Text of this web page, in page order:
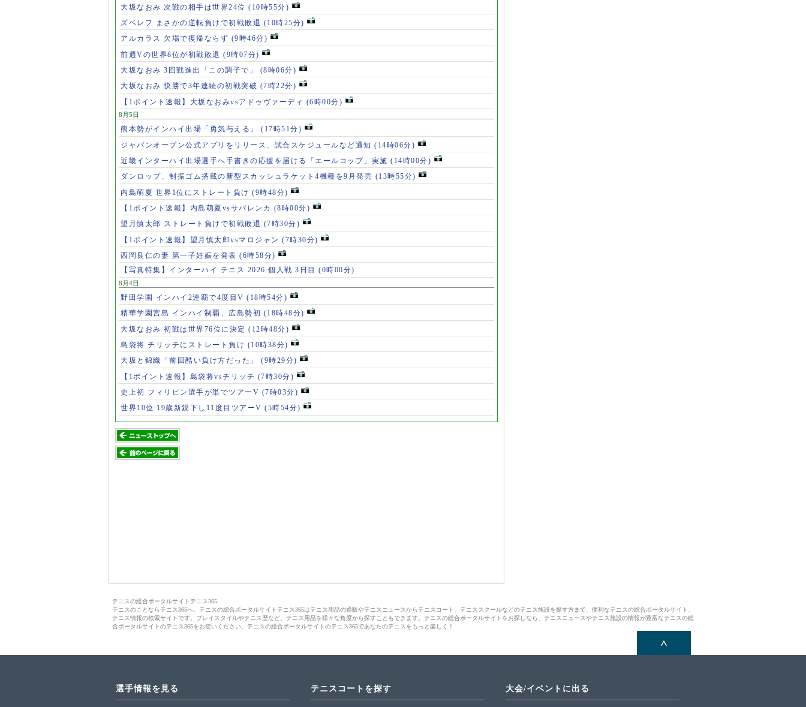
大坂なおみ 次戦の相手は世界24位 (10時55分)
ズベレフ まさかの逆転負けで初戦敗退 (10時25分)
アルカラス 欠場で復帰ならず (9時46分)
前週Vの世界8位が初戦敗退 (9時07分)
大坂なおみ 3回戦進出「この調子で」 (8時06分)
大坂なおみ 快勝で3年連続の初戦突破 (7時22分)
【1ポイント速報】大坂なおみvsアドゥヴァーディ (6時00分)
8月5日
熊本勢がインハイ出場「勇気与える」 (17時51分)
ジャパンオープン公式アプリをリリース、試合スケジュールなど通知 (14時06分)
近畿インターハイ出場選手へ手書きの応援を届ける「エールコップ」実施 (14時00分)
ダンロップ、制振ゴム搭載の新型スカッシュラケット4機種を9月発売 (13時55分)
内島萌夏 世界1位にストレート負け (9時48分)
【1ポイント速報】内島萌夏vsサバレンカ (8時00分)
望月慎太郎 ストレート負けで初戦敗退 (7時30分)
【1ポイント速報】望月慎太郎vsマロジャン (7時30分)
西岡良仁の妻 第一子妊娠を発表 (6時58分)
【写真特集】インターハイ テニス 2026 個人戦 3日目 (0時00分)
8月4日
野田学園 インハイ2連覇で4度目V (18時54分)
精華学園宮島 インハイ制覇、広島勢初 (18時48分)
大坂なおみ 初戦は世界76位に決定 (12時48分)
島袋将 チリッチにストレート負け (10時38分)
大坂と錦織「前回酷い負け方だった」 (9時29分)
【1ポイント速報】島袋将vsチリッチ (7時30分)
史上初 フィリピン選手が単でツアーV (7時03分)
世界10位 19歳新鋭下し11度目ツアーV (5時54分)
テニスの総合ポータルサイトテニス365
テニスのことならテニス365へ。テニスの総合ポータルサイトテニス365はテニス用品の通販やテニスニュースからテニスコート、テニススクールなどのテニス施設を探す方まで、便利なテニスの総合ポータルサイト、
テニス情報の検索サイトです。プレイスタイルやテニス歴など、テニス用品を様々な角度から探すこともできます。テニスの総合ポータルサイトをお探しなら、テニスニュースやテニス施設の情報が豊富なテニスの総
合ポータルサイトのテニス365をお使いください。テニスの総合ポータルサイトのテニス365であなたのテニスをもっと楽しく！
選手情報を見る テニスコートを探す 大会/イベントに出る